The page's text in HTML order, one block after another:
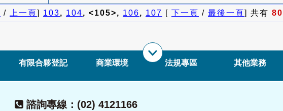
/ 上一頁] 103, 104, <105>, 106, 107 [ 下一頁 / 最後一頁] 共有
有限合夥登記 商業環境 法規專區 其他業務
諮詢專線：(02) 4121166